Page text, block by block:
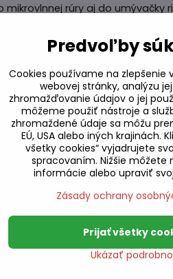
mikrovlnnej rúry aj do
s ním urobíte veľkú radosť
Tofu
Predvoľby
Cookies používame na zlepšenie
webovej stránky, analýzu
zhromažďovanie údajov o jej
môžeme použiť nástroje a
zhromaždené údaje sa môžu
EÚ, USA alebo iných krajinách.
všetky cookies“ vyjadrujete
spracovaním. Nižšie môžete
informácie alebo upraviť
Zásady ochrany
Ukázať
Prijať všetky